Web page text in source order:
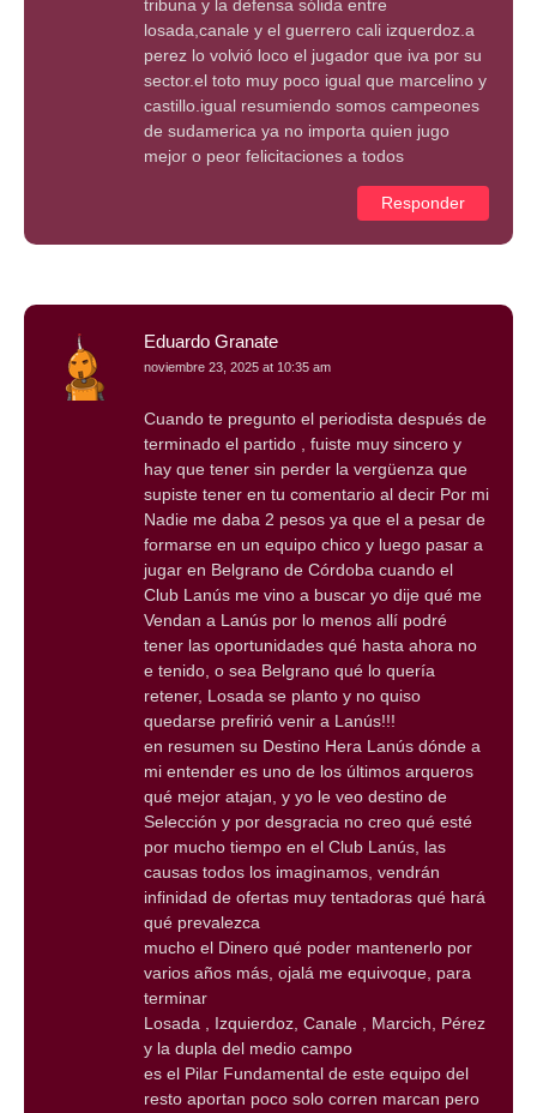
tribuna y la defensa sólida entre
losada,canale y el guerrero cali izquerdoz.a
perez lo volvió loco el jugador que iva por su
sector.el toto muy poco igual que marcelino y
castillo.igual resumiendo somos campeones
de sudamerica ya no importa quien jugo
mejor o peor felicitaciones a todos
Responder
Eduardo Granate
noviembre 23, 2025 at 10:35 am
Cuando te pregunto el periodista después de
terminado el partido , fuiste muy sincero y
hay que tener sin perder la vergüenza que
supiste tener en tu comentario al decir Por mi
Nadie me daba 2 pesos ya que el a pesar de
formarse en un equipo chico y luego pasar a
jugar en Belgrano de Córdoba cuando el
Club Lanús me vino a buscar yo dije qué me
Vendan a Lanús por lo menos allí podré
tener las oportunidades qué hasta ahora no
e tenido, o sea Belgrano qué lo quería
retener, Losada se planto y no quiso
quedarse prefirió venir a Lanús!!!
en resumen su Destino Hera Lanús dónde a
mi entender es uno de los últimos arqueros
qué mejor atajan, y yo le veo destino de
Selección y por desgracia no creo qué esté
por mucho tiempo en el Club Lanús, las
causas todos los imaginamos, vendrán
infinidad de ofertas muy tentadoras qué hará
qué prevalezca
mucho el Dinero qué poder mantenerlo por
varios años más, ojalá me equivoque, para
terminar
Losada , Izquierdoz, Canale , Marcich, Pérez
y la dupla del medio campo
es el Pilar Fundamental de este equipo del
resto aportan poco solo corren marcan pero